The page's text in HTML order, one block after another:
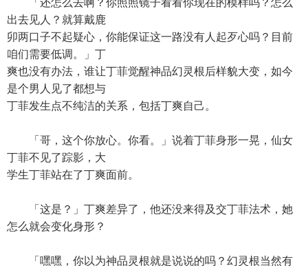
「还怎么去啊？你照照镜子看看你现在的模样吗？怎么
出去见人？就算戴鹿
卯两口子不起疑心，你能保证这一路没有人起歹心吗？目前
咱们需要低调。」丁
爽也没有办法，谁让丁菲觉醒神品幻灵根后样貌大变，如今
是个男人见了都想与
丁菲发生点不纯洁的关系，包括丁爽自己。
「哥，这个你放心。你看。」说着丁菲身形一晃，仙女
丁菲不见了踪影，大
学生丁菲站在了丁爽面前。
「这是？」丁爽差异了，他还没来得及交丁菲法术，她
怎么就会变化身形？
「嘿嘿，你以为神品灵根就是说说的吗？幻灵根当然有